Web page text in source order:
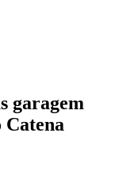
garagem
Catena